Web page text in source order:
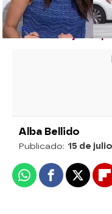
Mariló
de Íñigo
a las mujeres
Alba Bellido
Publicado: 15 de
WhatsappFacebook
X